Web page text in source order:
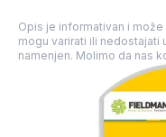
Opis je informativan i
mogu varirati ili nedostajati
namenjen. Molimo da nas